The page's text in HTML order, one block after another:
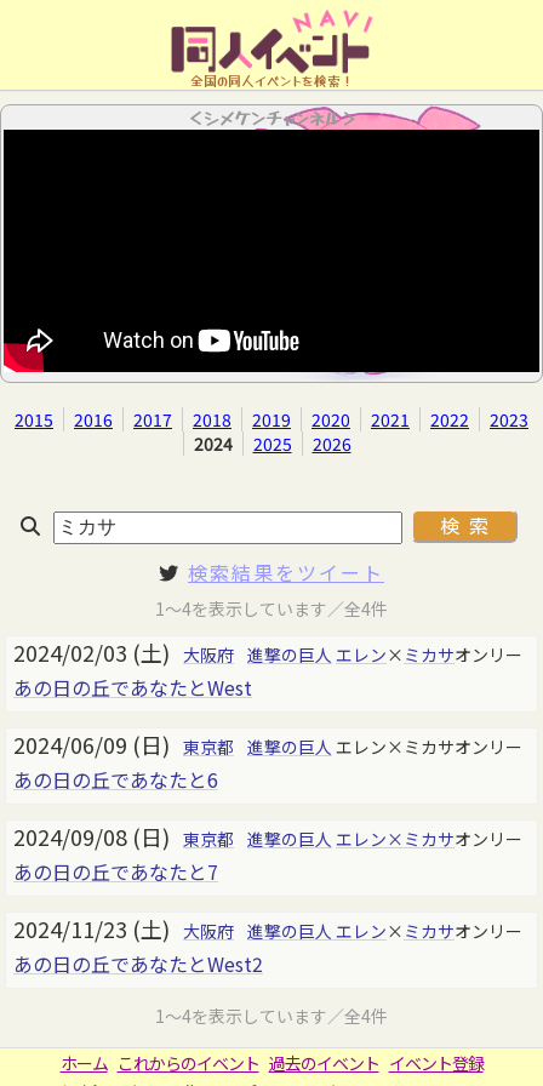
全国の同人イベントを検索！
＜シメケンチャンネル＞
2015 2016 2017 2018 2019 2020 2021 2022
2023
2024
2025 2026
検索結果をツイート
1～4を表示しています／全4件
2024/02/03 (土) 大阪府 進撃の巨人 エレン× ミカサオンリー
あの日の丘であなたとWest
2024/06/09 (日) 東京都 進撃の巨人 エレン×ミカサオンリー
あの日の丘であなたと6
2024/09/08 (日) 東京都 進撃の巨人 エレン×ミカサオンリー
あの日の丘であなたと7
2024/11/23 (土) 大阪府 進撃の巨人 エレン× ミカサオンリー
あの日の丘であなたとWest2
1～4を表示しています／全4件
ホーム これからのイベント 過去のイベント イベント登録